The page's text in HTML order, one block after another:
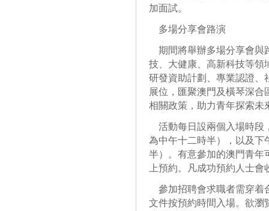
加面試。
多場分享會路演
期間將舉辦多場分享會與
技、大健康、高新科技等領
研發資助計劃、專業認證、
展位，匯聚澳門及橫琴深
相關政策，助力青年探索未
活動每日設兩個入場時段
為中午十二時半），以及下
半）。有意參加的澳門青年
上預約。凡成功預約人士
參加招聘會求職者需穿着
文件按預約時間入場。欲瀏